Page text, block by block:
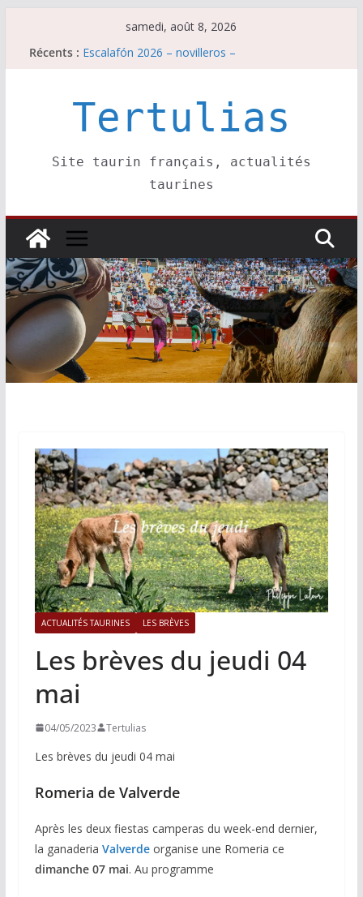
samedi, août 8, 2026
Récents : Escalafón 2026 – novilleros –
Les brèves du vendredi 7 août
Escalafón 2026 – matadors de toros-
Tertulias
Site taurin français, actualités
taurines
ACTUALITÉS TAURINES LES BRÈVES
Les brèves du jeudi 04
mai
04/05/2023 Tertulias
Les brèves du jeudi 04 mai
Romeria de Valverde
Après les deux fiestas camperas du week-end dernier,
la ganaderia Valverdeorganise une Romeria ce
dimanche 07 mai. Au programme